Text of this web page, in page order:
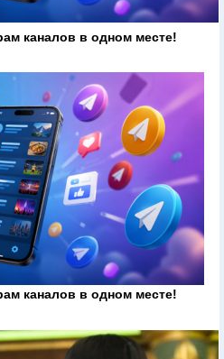
каналов в одном месте!
каналов в одном месте!